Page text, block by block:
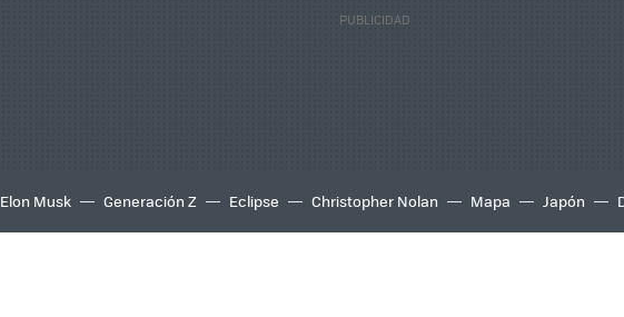
Elon Musk Generación Z Eclipse Christopher Nolan Mapa Japón